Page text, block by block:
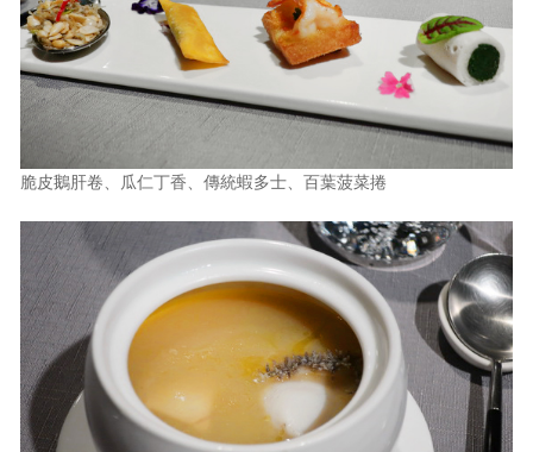
脆皮鵝肝卷、瓜仁丁香、傳統蝦多士、百葉菠菜捲